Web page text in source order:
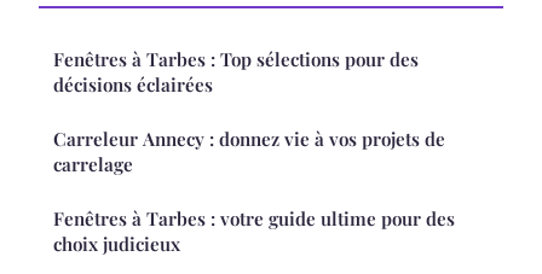
Fenêtres à Tarbes : Top sélections pour des
décisions éclairées
Carreleur Annecy : donnez vie à vos projets de
carrelage
Fenêtres à Tarbes : votre guide ultime pour des
choix judicieux